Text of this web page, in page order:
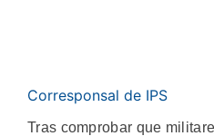
Corresponsal de IPS
Tras comprobar que